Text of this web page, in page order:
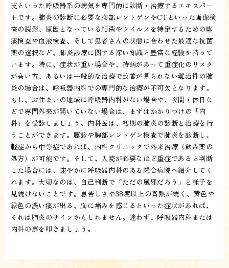
支といった呼吸器系の病気を専門的に診断・治療するエキスパー
トです。肺炎の診断に必要な胸部レントゲンやCTといった画像検
査の読影、原因となっている細菌やウイルスを特定するための喀
痰検査や血液検査、そして患者さんの状態に合わせた最適な抗菌
薬の選択など、肺炎診療に関する深い知識と豊富な経験を持って
います。特に、症状が重い場合や、持病があって重症化のリスク
が高い方、あるいは一般的な治療で改善が見られない難治性の肺
炎の場合は、呼吸器内科での専門的な治療が不可欠となります。
もし、お住まいの地域に呼吸器内科がない場合や、夜間・休日な
どで専門外来が開いていない場合は、まずはかかりつけの「内
科」を受診しましょう。内科医は、初期の肺炎の診断と治療を行
うことができます。聴診や胸部レントゲン検査で肺炎を診断し、
軽症から中等症であれば、内科クリニックで外来治療（飲み薬の
処方）が可能です。そして、入院が必要なほど重症であると判断
した場合には、速やかに呼吸器内科のある総合病院へ紹介してく
れます。大切なのは、自己判断で「ただの風邪だろう」と様子を
見続けないことです。息苦しさや38度以上の高熱が続く、黄色や
緑色の濃い痰が出る、胸に痛みを感じるといった症状があれば、
それは肺炎のサインかもしれません。迷わず、呼吸器内科または
内科の扉を叩きましょう。